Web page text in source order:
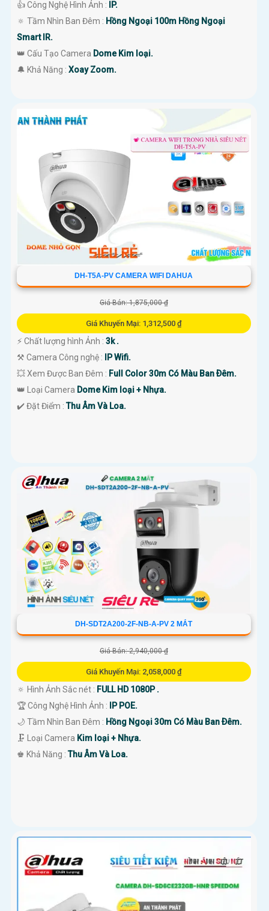
👍 Công Nghệ Hình Ảnh :
IP.
🔅 Tầm Nhìn Ban Đêm : Hồng Ngoại 100m Hồng Ngoại
Smart IR.
👑 Cấu Tạo Camera Dome Kim loại.
️🔔 Khả Năng : Xoay Zoom.
DH-T5A-PV CAMERA WIFI DAHUA
Giá Bán: 1,875,000 ₫
Giá Khuyến Mại: 1,312,500 ₫
️⚡ Chất lượng hình Ảnh : 3k .
⚒ Camera Công nghệ :
IP Wifi.
💥 Xem Được Ban Đêm : Full Color 30m Có Màu Ban Ðêm.
👑 Loại Camera Dome Kim loại + Nhựa.
️✔️ Đặt Điểm :Thu Âm Và Loa.
DH-SDT2A200-2F-NB-A-PV 2 MẮT
Giá Bán: 2,940,000 ₫
Giá Khuyến Mại: 2,058,000 ₫
🔅 Hình Ảnh Sắc nét : FULL HD 1080P .
🏆 Công Nghệ Hình Ảnh :
IP POE.
🌙 Tầm Nhìn Ban Đêm : Hồng Ngoại 30m Có Màu Ban Ðêm.
🗜️ Loại Camera Kim loại + Nhựa.
️♚ Khả Năng :Thu Âm Và Loa.